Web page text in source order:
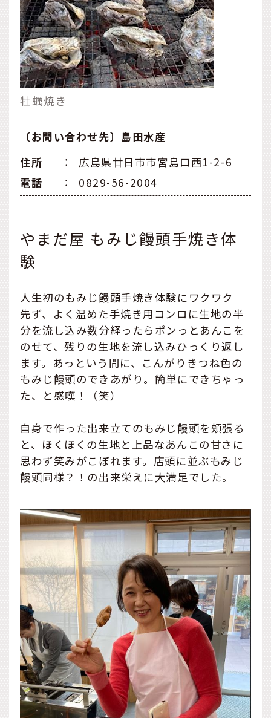
牡蠣焼き
〔お問い合わせ先〕島田水産
住所
：
広島県廿日市市宮島口西1-2-6
電話
： 0829-56-2004
やまだ屋 もみじ饅頭手焼き体
験
人生初のもみじ饅頭手焼き体験にワクワク
先ず、よく温めた手焼き用コンロに生地の半
分を流し込み数分経ったらポンっとあんこを
のせて、残りの生地を流し込みひっくり返し
ます。あっという間に、こんがりきつね色の
もみじ饅頭のできあがり。簡単にできちゃっ
た、と感嘆！（笑）
自身で作った出来立てのもみじ饅頭を頬張る
と、ほくほくの生地と上品なあんこの甘さに
思わず笑みがこぼれます。店頭に並ぶもみじ
饅頭同様？！の出来栄えに大満足でした。